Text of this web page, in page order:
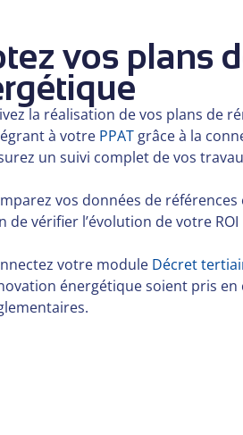
vos plans
la réalisation de vos plans de
à votre PPATgrâce à la
un suivi complet de vos
vos données de
de vérifier l’évolution de votre ROI
votre module Décret
énergétique soient pris